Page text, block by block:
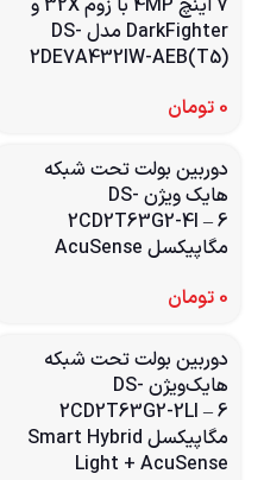
DarkFighter مدل DS-
2DE7A432IW-AEB(T5)
0 تومان
دوربین بولت تحت شبکه
هایک‌ ویژن DS-
2CD2T63G2-4I – 6
مگاپیکسل AcuSense
0 تومان
دوربین بولت تحت شبکه
هایک‌ویژن DS-
2CD2T63G2-2LI – 6
مگاپیکسل Smart Hybrid
Light + AcuSense